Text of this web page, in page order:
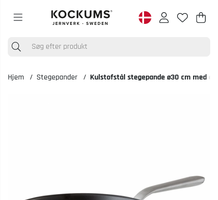
.
Hjem Stegepander Kulstofstål stegepande ø30 cm med